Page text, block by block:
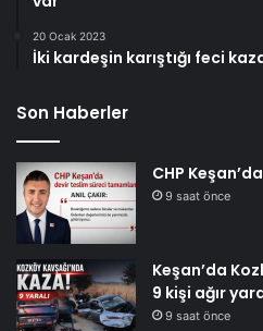
20 Ocak 2023
İki kardeşin karıştığı feci
Son Haberler
CHP
9 saat önce
Keşan’da
9 kişi ağır
9 saat önce